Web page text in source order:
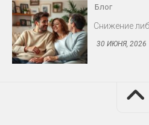
30 ИЮНЯ, 2026